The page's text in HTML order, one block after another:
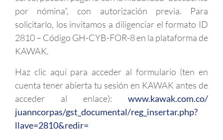
por nómina”, con autorización previa. Para
solicitarlo, los invitamos a diligenciar el formato ID
2810 – Código GH-CYB-FOR-8 en la plataforma de
KAWAK.
Haz clic aquí para acceder al formulario (ten en
cuenta tener abierta tu sesión en KAWAK antes de
acceder al enlace): www.kawak.com.co/
juanncorpas/gst_documental/reg_insertar.php?
llave=2810&redir=